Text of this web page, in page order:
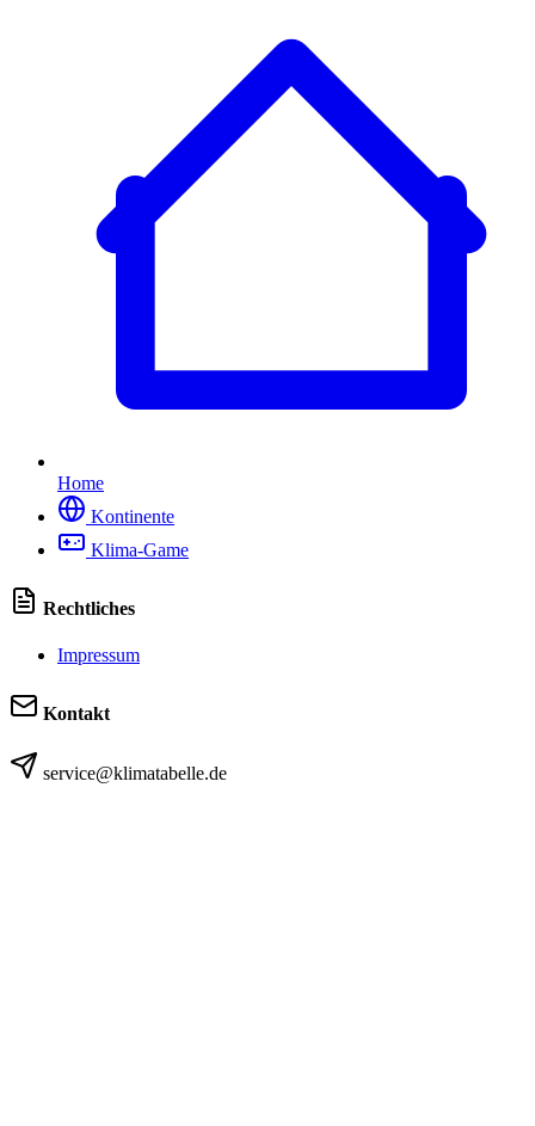
Home
Kontinente
Klima-Game
Rechtliches
Impressum
Kontakt
service@klimatabelle.de